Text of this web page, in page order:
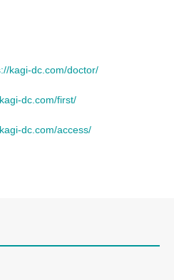
kagi-dc.com/doctor/
dc.com/first/
dc.com/access/